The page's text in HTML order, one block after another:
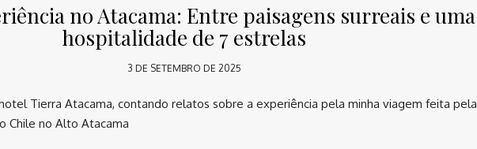
no Atacama: Entre paisagens surreais e uma
hospitalidade de 7 estrelas
3 DE SETEMBRO DE 2025
Tierra Atacama, contando relatos sobre a experiência pela minha viagem feita pela
Chile no Alto Atacama